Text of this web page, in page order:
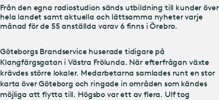
Från den egna radiostudion sänds utbildning till kunder över
hela landet samt aktuella och lättsamma nyheter varje
månad för de 55 anställda varav 6 finns i Örebro.
Göteborgs Brandservice huserade tidigare på
Klangfärgsgatan i Västra Frölunda. När efterfrågan växte
krävdes större lokaler. Medarbetarna samlades runt en stor
karta över Göteborg och ringade in områden som kändes
möjliga att flytta till. Högsbo var ett av flera. Ulf tog